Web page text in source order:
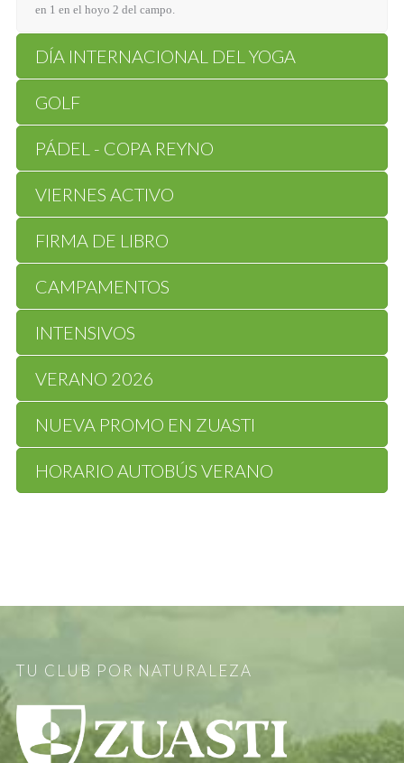
en 1 en el hoyo 2 del campo.
DÍA INTERNACIONAL DEL YOGA
GOLF
PÁDEL - COPA REYNO
VIERNES ACTIVO
FIRMA DE LIBRO
CAMPAMENTOS
INTENSIVOS
VERANO 2026
NUEVA PROMO EN ZUASTI
HORARIO AUTOBÚS VERANO
TU CLUB POR NATURALEZA